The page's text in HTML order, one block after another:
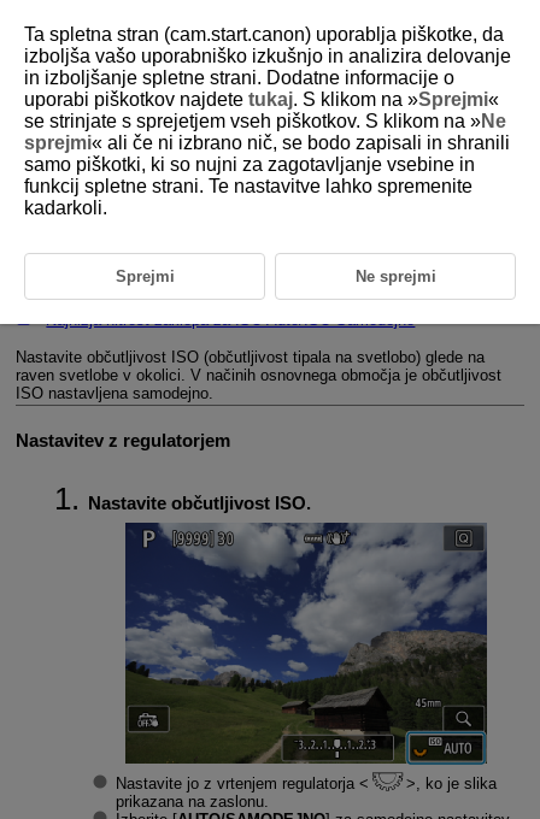
D388-072
Nastavitve občutljivosti ISO za
fotografijo
Razpon občutljivosti ISO pri uporabi z ISO Auto/ISO Samodejno
Nastavite občutljivost ISO (občutljivost tipala na svetlobo) glede na
raven svetlobe v okolici. V načinih osnovnega območja je občutljivost
ISO nastavljena samodejno.
Nastavitev z regulatorjem
Nastavite občutljivost ISO.
Nastavite jo z vrtenjem regulatorja
, ko je slika
prikazana na zaslonu.
Ta spletna stran (cam.start.canon) uporablja piškotke, da
izboljša vašo uporabniško izkušnjo in analizira delovanje
in izboljšanje spletne strani. Dodatne informacije o
uporabi piškotkov najdete tukaj. S klikom na »Sprejmi«
se strinjate s sprejetjem vseh piškotkov. S klikom na »Ne
sprejmi« ali če ni izbrano nič, se bodo zapisali in shranili
samo piškotki, ki so nujni za zagotavljanje vsebine in
funkcij spletne strani. Te nastavitve lahko spremenite
kadarkoli.
Sprejmi Ne sprejmi